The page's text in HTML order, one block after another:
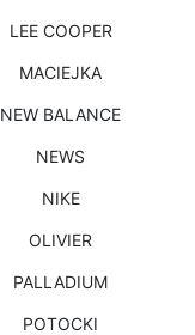
LEE COOPER
MACIEJKA
NEW BALANCE
NEWS
NIKE
OLIVIER
PALLADIUM
POTOCKI